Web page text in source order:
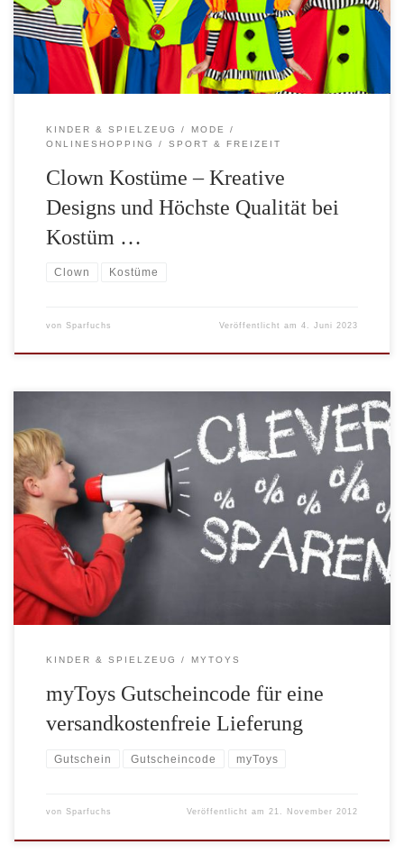
von Kostüm Planet Ihre erste Anlaufstelle. Hier finden Sie eine
[…]
KINDER & SPIELZEUG
MODE
ONLINESHOPPING
SPORT & FREIZEIT
Clown Kostüme – Kreative
Designs und Höchste Qualität bei
Kostüm …
Clown Kostüme
von Sparfuchs Veröffentlicht am4. Juni 2023
myToys bietet nicht häufig Gutscheincodes für Bestandskunden an.
Heute ist es endlich wieder soweit. Die Aktion läuft allerdings nur
wenige Tage bis zum 25.11.2012. Mit dem Gutscheincode sparen
Sie sich bei Ihrer myToys Bestellung die Versandkostenpauschale.
* Um die Inhalte dauerhaft kostenlos zur Verfügung stellen zu
können, finanzieren wir uns […]
KINDER & SPIELZEUG MYTOYS
myToys Gutscheincode für eine
versandkostenfreie Lieferung
Gutschein Gutscheincode myToys
von Sparfuchs Veröffentlicht am21. November 2012